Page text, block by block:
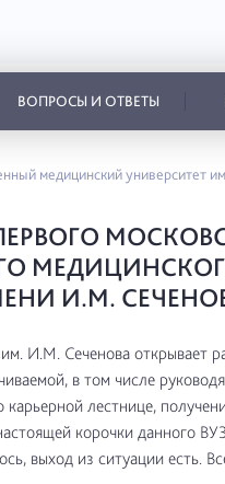
ВОПРОСЫ И ОТВЕТЫ
медицинский университет
И.М.
Сеченова открывает
в том числе
лестнице,
корочки данного
выход из ситуации есть.